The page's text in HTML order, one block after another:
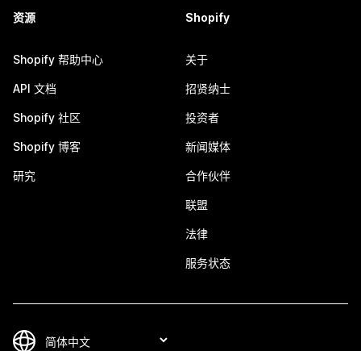
资源
Shopify 帮助中心
API 文档
Shopify 社区
Shopify 博客
研究
Shopify
关于
招贤纳士
投资者
新闻媒体
合作伙伴
联盟
法律
服务状态